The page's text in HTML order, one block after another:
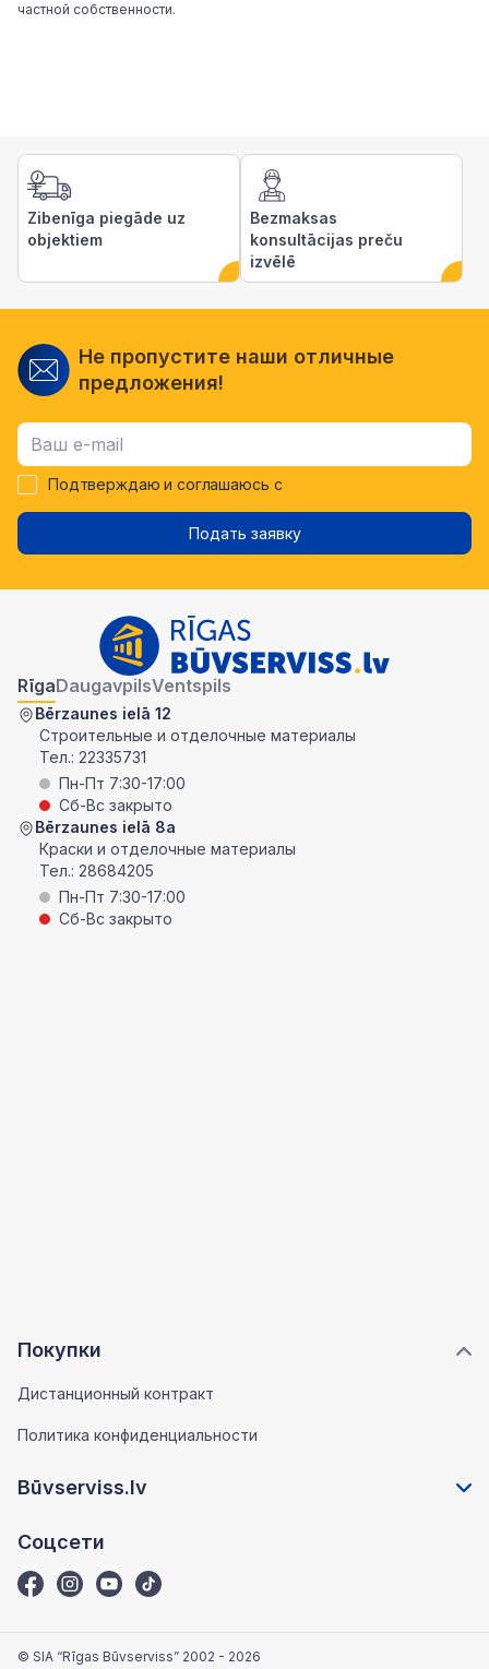
частной собственности.
Zibenīga piegāde uz
objektiem
Bezmaksas
konsultācijas preču
izvēlē
Не пропустите наши отличные
предложения!
Подтверждаю и соглашаюсь с
Подать заявку
Покупки
Дистанционный контракт
Политика конфиденциальности
Būvserviss.lv
Соцсети
RīgaDaugavpilsVentspils
Bērzaunes ielā 12
Строительные и отделочные материалы
Тел.: 22335731
Пн-Пт 7:30-17:00
Сб-Вс закрыто
Bērzaunes ielā 8a
Краски и отделочные материалы
Тел.: 28684205
Пн-Пт 7:30-17:00
Сб-Вс закрыто
© SIA “Rīgas Būvserviss” 2002 - 2026